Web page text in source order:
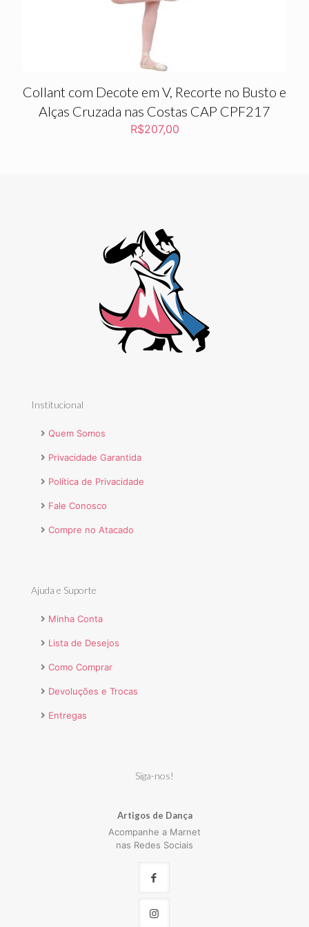
Collant com Decote em V, Recorte no Busto e
Alças Cruzada nas Costas CAP CPF217
R$207,00
Institucional
Quem Somos
Privacidade Garantida
Política de Privacidade
Fale Conosco
Compre no Atacado
Ajuda e Suporte
Minha Conta
Lista de Desejos
Como Comprar
Devoluções e Trocas
Entregas
Siga-nos!
Artigos de Dança
Acompanhe a Marnet
nas Redes Sociais